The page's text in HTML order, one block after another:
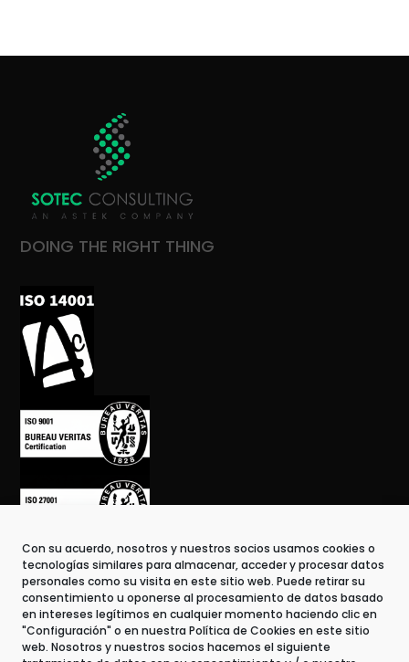
Con su acuerdo, nosotros y nuestros socios usamos cookies o
tecnologías similares para almacenar, acceder y procesar datos
personales como su visita en este sitio web. Puede retirar su
consentimiento u oponerse al procesamiento de datos basado
en intereses legítimos en cualquier momento haciendo clic en
"Configuración" o en nuestra Política de Cookies en este sitio
web. Nosotros y nuestros socios hacemos el siguiente
DOING THE RIGHT THING